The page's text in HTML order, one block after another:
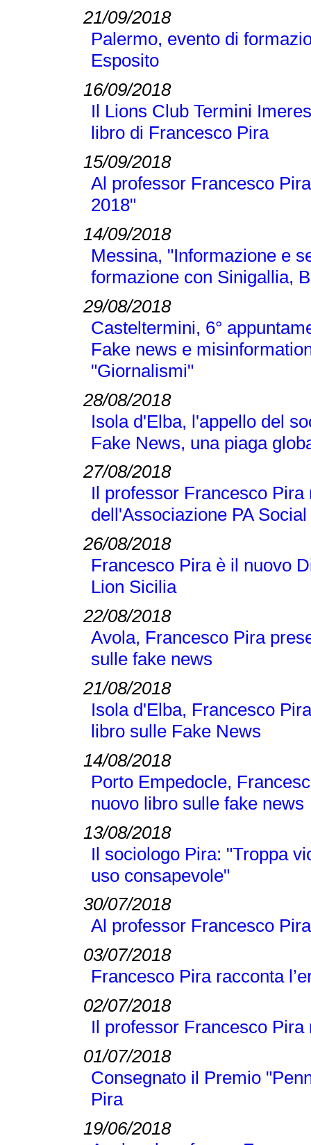
21/09/2018
Palermo, evento di
Esposito
16/09/2018
Il Lions Club Termini
libro di Francesco Pira
15/09/2018
Al professor Francesco
2018"
14/09/2018
Messina, "Informazione e
formazione con Sinigallia,
29/08/2018
Casteltermini, 6°
Fake news e
"Giornalismi"
28/08/2018
Isola d'Elba, l'appello del
Fake News, una piaga
27/08/2018
Il professor Francesco
dell'Associazione PA Social
26/08/2018
Francesco Pira è il nuovo
Lion Sicilia
22/08/2018
Avola, Francesco Pira
sulle fake news
21/08/2018
Isola d'Elba, Francesco
libro sulle Fake News
14/08/2018
Porto Empedocle,
nuovo libro sulle fake news
13/08/2018
Il sociologo Pira: "Troppa
uso consapevole"
30/07/2018
Al professor Francesco
03/07/2018
Francesco Pira racconta
02/07/2018
Il professor Francesco
01/07/2018
Consegnato il Premio
Pira
19/06/2018